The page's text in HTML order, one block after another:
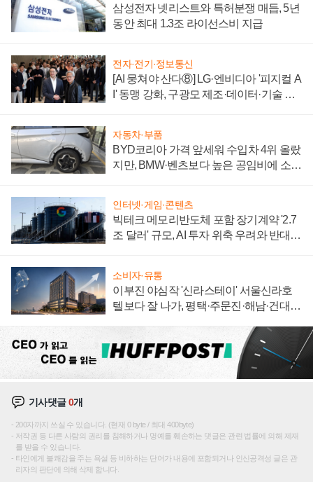
삼성전자 넷리스트와 특허분쟁 매듭, 5년
동안 최대 1.3조 라이선스비 지급
전자·전기·정보통신
[AI 뭉쳐야 산다⑧] LG·엔비디아 '피지컬 A
I' 동맹 강화, 구광모 제조·데이터·기술 결
자동차·부품
BYD코리아 가격 앞세워 수입차 4위 올랐
지만, BMW·벤츠보다 높은 공임비에 소비
인터넷·게임·콘텐츠
빅테크 메모리반도체 포함 장기계약 '2.7
조 달러' 규모, AI 투자 위축 우려와 반대
소비자·유통
이부진 야심작 '신라스테이' 서울신라호
텔보다 잘 나가, 평택·주문진·해남·건대로
기사댓글0개
200자까지 쓰실 수 있습니다. (현재 0 byte / 최대 400byte)
저작권 등 다른 사람의 권리를 침해하거나 명예를 훼손하는 댓글은 관련 법률에 의해 제재
를 받을 수 있습니다.
타인에게 불쾌감을 주는 욕설 등 비하하는 단어가 내용에 포함되거나 인신공격성 글은 관
리자의 판단에 의해 삭제 합니다.